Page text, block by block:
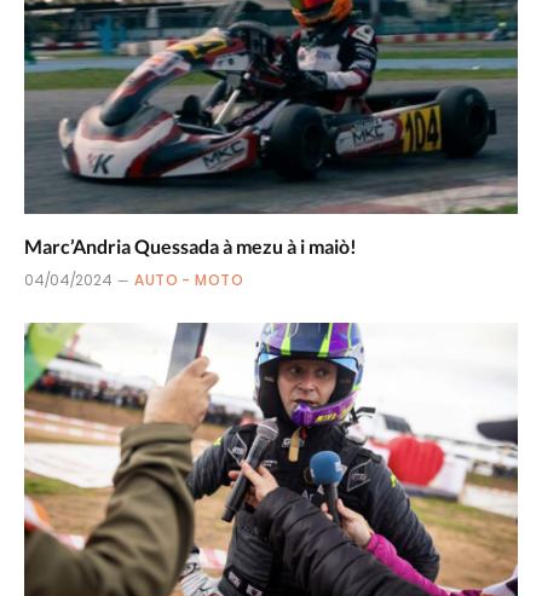
Marc’Andria Quessada à mezu à i maiò!
04/04/2024 AUTO - MOTO